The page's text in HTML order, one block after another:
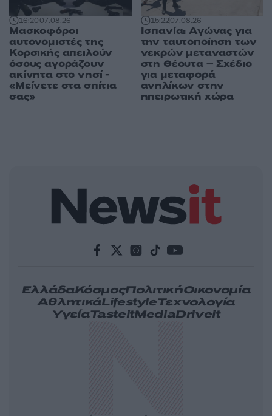
16:2007.08.26
Μασκοφόροι
αυτονομιστές της
Κορσικής απειλούν
όσους αγοράζουν
ακίνητα στο νησί -
«Μείνετε στα σπίτια
σας»
15:2207.08.26
Ισπανία: Αγώνας για
την ταυτοποίηση των
νεκρών μεταναστών
στη Θέουτα – Σχέδιο
για μεταφορά
ανηλίκων στην
ηπειρωτική χώρα
ΕλλάδαΚόσμοςΠολιτικήΟικονομία
ΑθλητικάLifestyleΤεχνολογία
ΥγείαTasteitMediaDriveit